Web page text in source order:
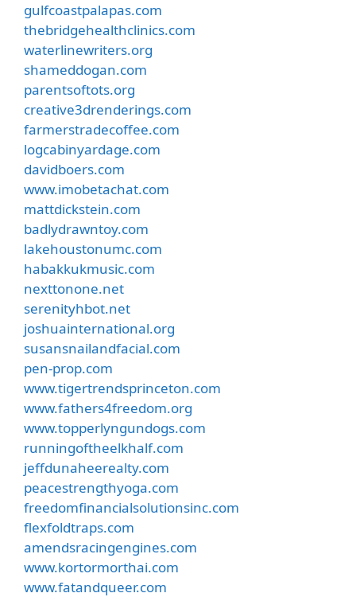
gulfcoastpalapas.com
thebridgehealthclinics.com
waterlinewriters.org
shameddogan.com
parentsoftots.org
creative3drenderings.com
farmerstradecoffee.com
logcabinyardage.com
davidboers.com
www.imobetachat.com
mattdickstein.com
badlydrawntoy.com
lakehoustonumc.com
habakkukmusic.com
nexttonone.net
serenityhbot.net
joshuainternational.org
susansnailandfacial.com
pen-prop.com
www.tigertrendsprinceton.com
www.fathers4freedom.org
www.topperlyngundogs.com
runningoftheelkhalf.com
jeffdunaheerealty.com
peacestrengthyoga.com
freedomfinancialsolutionsinc.com
flexfoldtraps.com
amendsracingengines.com
www.kortormorthai.com
www.fatandqueer.com